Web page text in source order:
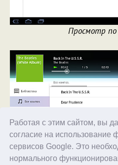
Работая с этим сайтом, вы
согласие на использование
сервисов Google. Это
нормального
Просмотр по